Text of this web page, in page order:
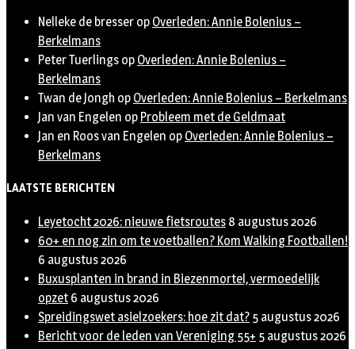
Nelleke de bresser op Overleden: Annie Bolenius –
Berkelmans
Peter Tuerlings op Overleden: Annie Bolenius –
Berkelmans
Twan de Jongh op Overleden: Annie Bolenius – Berkelmans
Jan van Engelen op Probleem met de Geldmaat
Jan en Roos van Engelen op Overleden: Annie Bolenius –
Berkelmans
LAATSTE BERICHTEN
Leyetocht 2026: nieuwe fietsroutes 8 augustus 2026
60+ en nog zin om te voetballen? Kom Walking Footballen!
6 augustus 2026
Buxusplanten in brand in Biezenmortel, vermoedelijk
opzet 6 augustus 2026
Spreidingswet asielzoekers: hoe zit dat? 5 augustus 2026
Bericht voor de leden van Vereniging 55+ 5 augustus 2026